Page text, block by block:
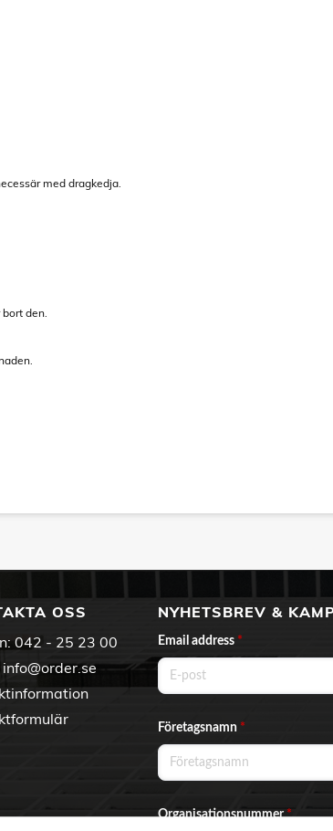
med dragkedja.
den.
OSS
042 - 25 23 00
info@order.se
NYHETSBREV &
Email address *
Företagsnamn *
Organisationsnummer*